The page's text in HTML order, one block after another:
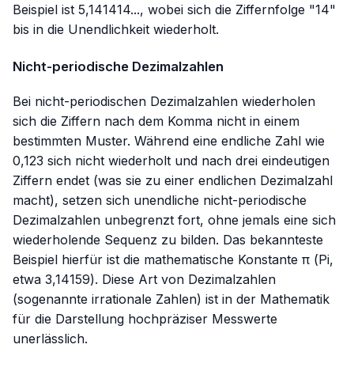
Beispiel ist 5,141414..., wobei sich die Ziffernfolge "14"
bis in die Unendlichkeit wiederholt.
Nicht-periodische Dezimalzahlen
Bei nicht-periodischen Dezimalzahlen wiederholen
sich die Ziffern nach dem Komma nicht in einem
bestimmten Muster. Während eine endliche Zahl wie
0,123 sich nicht wiederholt und nach drei eindeutigen
Ziffern endet (was sie zu einer endlichen Dezimalzahl
macht), setzen sich unendliche nicht-periodische
Dezimalzahlen unbegrenzt fort, ohne jemals eine sich
wiederholende Sequenz zu bilden. Das bekannteste
Beispiel hierfür ist die mathematische Konstante π (Pi,
etwa 3,14159). Diese Art von Dezimalzahlen
(sogenannte irrationale Zahlen) ist in der Mathematik
für die Darstellung hochpräziser Messwerte
unerlässlich.